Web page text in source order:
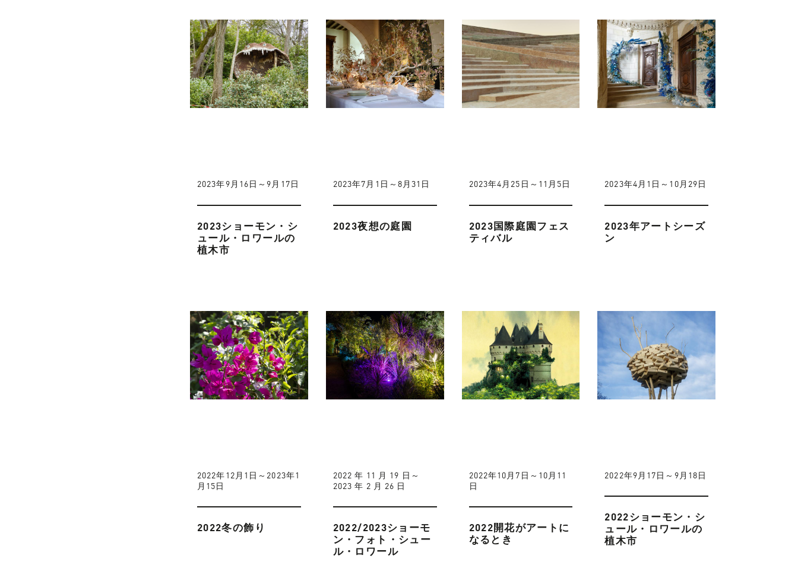
2023年9月16日～9月17日
2023ショーモン・シ
ュール・ロワールの
植木市
2023年7月1日～8月31日
2023夜想の庭園
2023年4月25日～11月5日
2023国際庭園フェス
ティバル
2023年4月1日～10月29日
2023年アートシーズ
ン
2022年12月1日～2023年1
月15日
2022冬の飾り
2022 年 11 月 19 日～
2023 年 2 月 26 日
2022/2023ショーモ
ン・フォト・シュー
ル・ロワール
2022年10月7日～10月11
日
2022開花がアートに
なるとき
2022年9月17日～9月18日
2022ショーモン・シ
ュール・ロワールの
植木市